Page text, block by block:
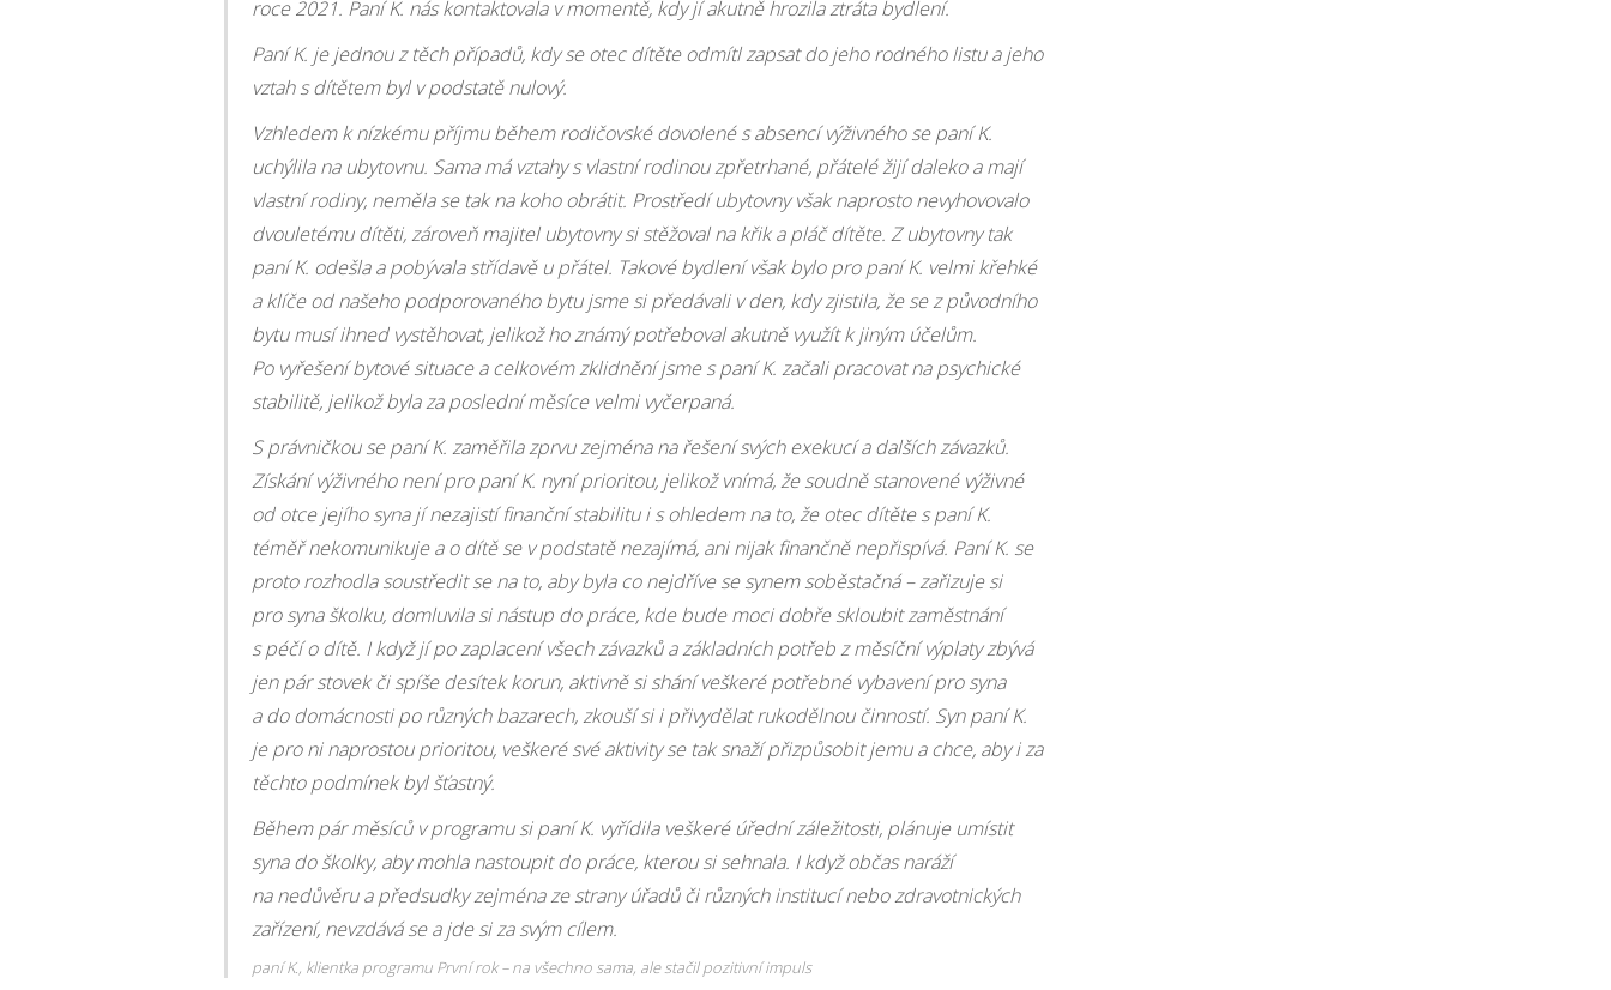
roce 2021. Paní K. nás kontaktovala v momentě, kdy jí akutně hrozila ztráta bydlení.
Paní K. je jednou z těch případů, kdy se otec dítěte odmítl zapsat do jeho rodného listu a jeho
vztah s dítětem byl v podstatě nulový.
Vzhledem k nízkému příjmu během rodičovské dovolené s absencí výživného se paní K.
uchýlila na ubytovnu. Sama má vztahy s vlastní rodinou zpřetrhané, přátelé žijí daleko a mají
vlastní rodiny, neměla se tak na koho obrátit. Prostředí ubytovny však naprosto nevyhovovalo
dvouletému dítěti, zároveň majitel ubytovny si stěžoval na křik a pláč dítěte. Z ubytovny tak
paní K. odešla a pobývala střídavě u přátel. Takové bydlení však bylo pro paní K. velmi křehké
a klíče od našeho podporovaného bytu jsme si předávali v den, kdy zjistila, že se z původního
bytu musí ihned vystěhovat, jelikož ho známý potřeboval akutně využít k jiným účelům.
Po vyřešení bytové situace a celkovém zklidnění jsme s paní K. začali pracovat na psychické
stabilitě, jelikož byla za poslední měsíce velmi vyčerpaná.
S právničkou se paní K. zaměřila zprvu zejména na řešení svých exekucí a dalších závazků.
Získání výživného není pro paní K. nyní prioritou, jelikož vnímá, že soudně stanovené výživné
od otce jejího syna jí nezajistí finanční stabilitu i s ohledem na to, že otec dítěte s paní K.
téměř nekomunikuje a o dítě se v podstatě nezajímá, ani nijak finančně nepřispívá. Paní K. se
proto rozhodla soustředit se na to, aby byla co nejdříve se synem soběstačná – zařizuje si
pro syna školku, domluvila si nástup do práce, kde bude moci dobře skloubit zaměstnání
s péčí o dítě. I když jí po zaplacení všech závazků a základních potřeb z měsíční výplaty zbývá
jen pár stovek či spíše desítek korun, aktivně si shání veškeré potřebné vybavení pro syna
a do domácnosti po různých bazarech, zkouší si i přivydělat rukodělnou činností. Syn paní K.
je pro ni naprostou prioritou, veškeré své aktivity se tak snaží přizpůsobit jemu a chce, aby i za
těchto podmínek byl šťastný.
Během pár měsíců v programu si paní K. vyřídila veškeré úřední záležitosti, plánuje umístit
syna do školky, aby mohla nastoupit do práce, kterou si sehnala. I když občas naráží
na nedůvěru a předsudky zejména ze strany úřadů či různých institucí nebo zdravotnických
zařízení, nevzdává se a jde si za svým cílem.
paní K., klientka programu První rok – na všechno sama, ale stačil pozitivní impuls